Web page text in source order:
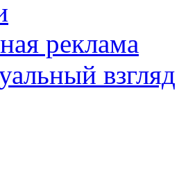
реклама
взгляд